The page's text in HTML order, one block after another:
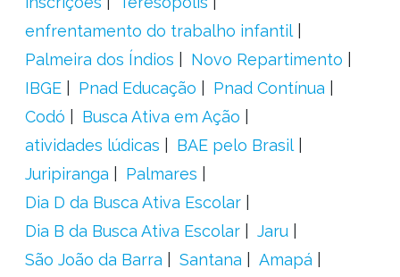
enfrentamento do trabalho infantil
Palmeira dos Índios
Novo Repartimento
IBGE
Pnad Educação
Pnad Contínua
Codó
Busca Ativa em Ação
atividades lúdicas
BAE pelo Brasil
Juripiranga
Palmares
Dia D da Busca Ativa Escolar
Dia B da Busca Ativa Escolar
Jaru
São João da Barra
Santana
Amapá